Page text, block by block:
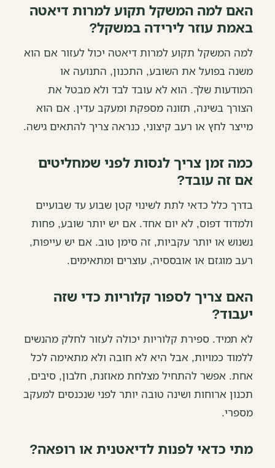
האם למה המשקל תקוע למרות דיאטה
באמת עוזר לירידה במשקל?
למה המשקל תקוע למרות דיאטה יכול לעזור אם הוא
משנה בפועל את השובע, התכנון, התנועה או
המודעות שלך. הוא לא עובד לבד ולא מבטל את
הצורך בשינה, תזונה מספקת ומעקב עדין. אם הוא
מייצר לחץ או רעב קיצוני, כנראה צריך להתאים גישה.
כמה זמן צריך לנסות לפני שמחליטים
אם זה עובד?
בדרך כלל כדאי לתת לשינוי קטן שבוע עד שבועיים
ולמדוד דפוס, לא יום אחד. אם יש יותר שובע, פחות
נשנוש או יותר עקביות, זה סימן טוב. אם יש עייפות,
רעב מוגזם או אובססיה, עוצרים ומתאימים.
האם צריך לספור קלוריות כדי שזה
יעבוד?
לא תמיד. ספירת קלוריות יכולה לעזור לחלק מהנשים
ללמוד כמויות, אבל היא לא חובה ולא מתאימה לכל
אחת. אפשר להתחיל מצלחת מאוזנת, חלבון, סיבים,
תכנון ארוחות ושינה טובה יותר לפני שנכנסים למעקב
מספרי.
מתי כדאי לפנות לדיאטנית או רופאה?